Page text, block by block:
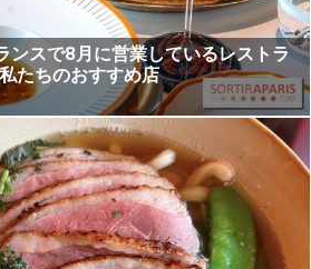
ンスで8月に営業しているレストラ
たちのおすすめ店